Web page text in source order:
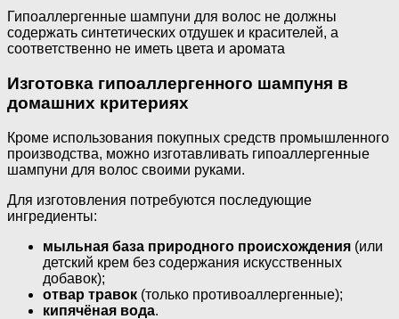
Гипоаллергенные шампуни для волос не должны
содержать синтетических отдушек и красителей, а
соответственно не иметь цвета и аромата
Изготовка гипоаллергенного шампуня в
домашних критериях
Кроме использования покупных средств промышленного
производства, можно изготавливать гипоаллергенные
шампуни для волос своими руками.
Для изготовления потребуются последующие
ингредиенты:
мыльная база природного происхождения (или
детский крем без содержания искусственных
добавок);
отвар травок (только противоаллергенные);
кипячёная вода.